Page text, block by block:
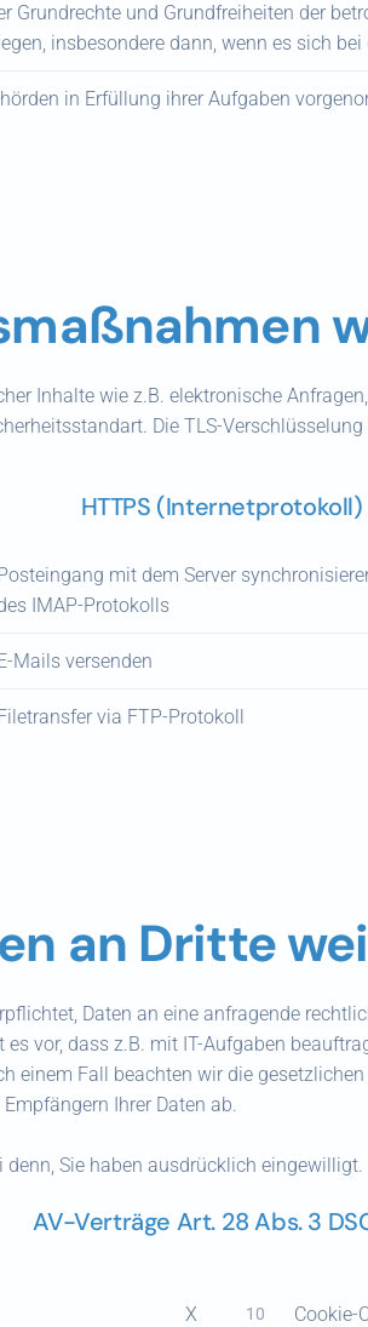
Grundrechte und Grundfreiheiten der
insbesondere dann, wenn es sich
in Erfüllung ihrer Aufgaben
Inhalte wie z.B. elektronische
Die TLS-
HTTPS (Internetprotokoll)
Posteingang mit dem Server
IMAP-Protokolls
E-Mails versenden
Filetransfer via FTP-Protokoll
an Dritte
Daten an eine anfragende
vor, dass z.B. mit IT-Aufgaben
einem Fall beachten wir die
Ihrer Daten ab.
denn, Sie haben ausdrücklich eingewilligt.
AV-Verträge Art. 28 Abs. 3
X 10 Cookie-